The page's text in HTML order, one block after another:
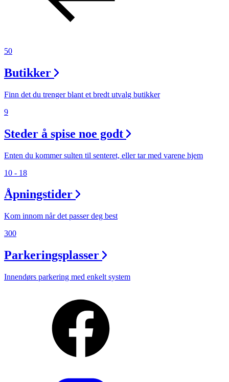
Praktisk informasjon
Kundeklubb
50
Butikker
Finn det du trenger blant et bredt utvalg butikker
9
Steder å spise noe godt
Enten du kommer sulten til senteret, eller tar med varene hjem
10 - 18
Åpningstider
Kom innom når det passer deg best
300
Parkeringsplasser
Innendørs parkering med enkelt system